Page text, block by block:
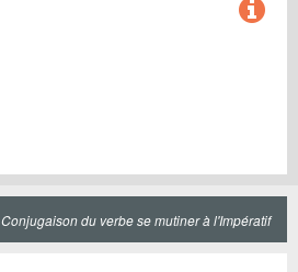
Conjugaison du verbe se mutiner à l'Impératif